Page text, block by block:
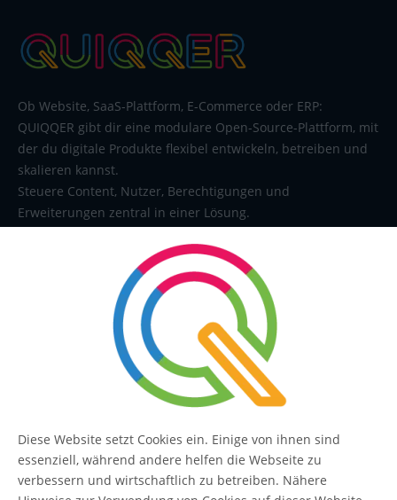
Ob Website, SaaS-Plattform, E-Commerce oder ERP:
QUIQQER gibt dir eine modulare Open-Source-Plattform, mit
der du digitale Produkte flexibel entwickeln, betreiben und
skalieren kannst.
Steuere Content, Nutzer, Berechtigungen und
Erweiterungen zentral in einer Lösung.
QUIQQER
Diese Website setzt Cookies ein. Einige von ihnen sind
essenziell, während andere helfen die Webseite zu
verbessern und wirtschaftlich zu betreiben. Nähere